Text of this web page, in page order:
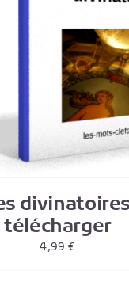
télécharger
4,99€